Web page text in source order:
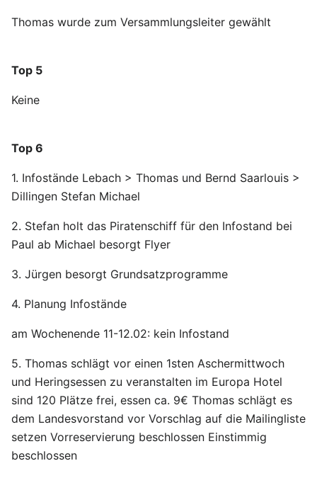
Thomas wurde zum Versammlungsleiter gewählt
Top 5
Keine
Top 6
1. Infostände Lebach > Thomas und Bernd Saarlouis >
Dillingen Stefan Michael
2. Stefan holt das Piratenschiff für den Infostand bei
Paul ab Michael besorgt Flyer
3. Jürgen besorgt Grundsatzprogramme
4. Planung Infostände
am Wochenende 11-12.02: kein Infostand
5. Thomas schlägt vor einen 1sten Aschermittwoch
und Heringsessen zu veranstalten im Europa Hotel
sind 120 Plätze frei, essen ca. 9€ Thomas schlägt es
dem Landesvorstand vor Vorschlag auf die Mailingliste
setzen Vorreservierung beschlossen Einstimmig
beschlossen